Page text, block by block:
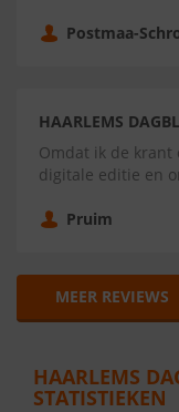
Postmaa-
HAARLEMS
Omdat ik de krant
digitale editie en
Pruim
MEER REVIEWS
HAARLEMS
STATISTIEKEN